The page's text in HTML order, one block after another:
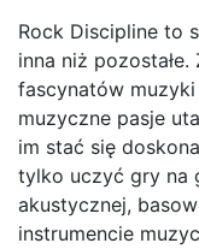
Rock Discipline to
inna niż
fascynatów
muzyczne pasje
im stać się
tylko uczyć gry na
akustycznej,
instrumencie